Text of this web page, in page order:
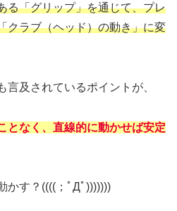
る「グリップ」を通じて、プレ
クラブ（ヘッド）の動き」に変
言及されているポイントが、
となく、直線的に動かせば安定
かす？((((；ﾟДﾟ)))))))